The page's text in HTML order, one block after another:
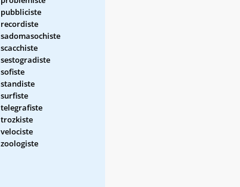
pubbliciste
recordiste
sadomasochiste
scacchiste
sestogradiste
sofiste
standiste
surfiste
telegrafiste
trozkiste
velociste
zoologiste